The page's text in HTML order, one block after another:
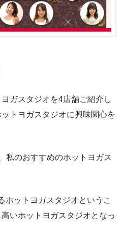
ガスタジオを4店舗ご紹介し
トヨガスタジオに興味関心を
私のおすすめのホットヨガス
ホットヨガスタジオというこ
いホットヨガスタジオとなっ